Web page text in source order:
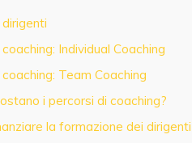
Individual Coaching
Team Coaching
i percorsi di coaching?
la formazione dei